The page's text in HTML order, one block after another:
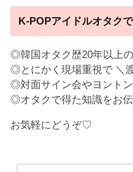
K-POPアイドルオタク
◎韓国オタク歴20年以上
◎とにかく現場重視で ＼
◎対面サイン会やヨント
◎オタクで得た知識をお
お気軽にどうぞ♡